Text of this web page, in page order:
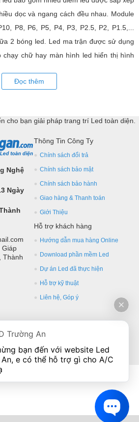
dọc và ngang cách đều nhau. Module
P8, P6, P5, P4, P3, P2.5, P2, P1.5,...
2 bóng led. Led ma trận được sử dụng
chạy chữ hay màn hình led hiển thị hình
LED Trường An cung cấp tất cả các
hỗ trợ kỹ thuật chuyên sâu cho các
Đọc thêm
cho bạn giải pháp trang trí Led toàn diện.
Nghệ
Ngày
Giáp
Thành
Thông Tin Công Ty
Chính sách đổi trả
Chính sách bảo mật
Chính sách bảo hành
Giao hàng & Thanh toán
Giới Thiệu
Hỗ trợ khách hàng
Hướng dẫn mua hàng Online
Download phần mềm Led
Dự án Led đã thực hiện
Hỗ trợ kỹ thuật
Liên hệ, Góp ý
Trường An
bạn đến với website Led
e có thể hỗ trợ gì cho A/C